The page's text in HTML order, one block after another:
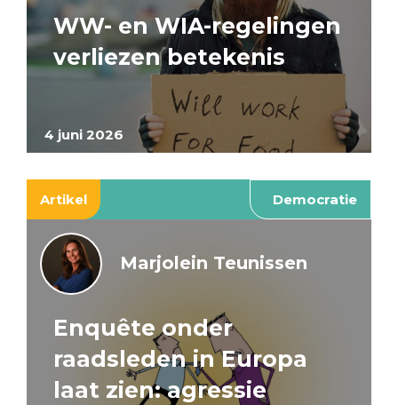
4 juni 2026
WW- en WIA-regelingen
verliezen betekenis
Artikel Democratie
Marjolein Teunissen
Enquête onder
raadsleden in Europa
laat zien: agressie